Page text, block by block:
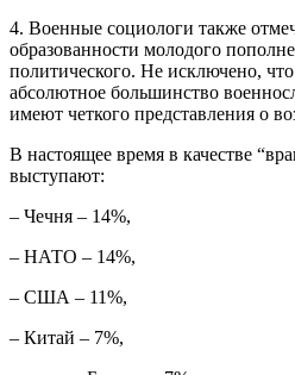
4. Военные социологи также
образованности молодого
политического. Не исключено,
абсолютное большинство
имеют четкого представления о
В настоящее время в качестве
выступают:
– Чечня – 14%,
– НАТО – 14%,
– США – 11%,
– Китай – 7%,